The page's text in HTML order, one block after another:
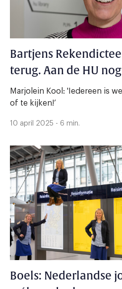
Bartjens
terug. Aan de HU
Marjolein Kool: 'Iedereen is
of te kijken!’
10 april 2025 - 6 min.
Boels: Nederlandse